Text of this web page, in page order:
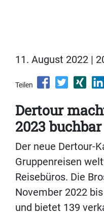
11. August 2022 |
Teilen
Dertour
2023 buchbar
Der neue Dertour-
Gruppenreisen
Reisebüros. Die
November 2022
und bietet 139